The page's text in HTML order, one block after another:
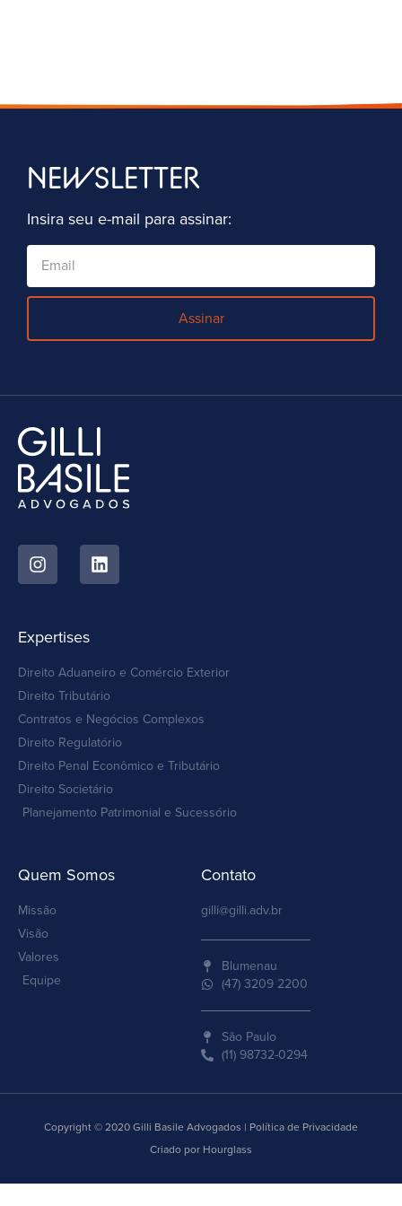
NEWSLETTER
Insira seu e-mail para assinar:
Assinar
Expertises
Direito Aduaneiro e Comércio Exterior
Direito Tributário
Contratos e Negócios Complexos
Direito Regulatório
Direito Penal Econômico e Tributário
Direito Societário
Planejamento Patrimonial e Sucessório
Quem Somos
Missão
Visão
Valores
Equipe
Contato
gilli@gilli.adv.br
Blumenau
(47) 3209 2200
São Paulo
(11) 98732-0294
Copyright © 2020 Gilli Basile Advogados | Política de Privacidade
Criado por Hourglass